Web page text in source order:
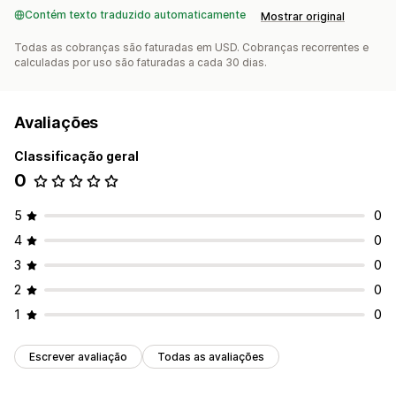
Contém texto traduzido automaticamente Mostrar original
Todas as cobranças são faturadas em USD. Cobranças recorrentes e
calculadas por uso são faturadas a cada 30 dias.
Avaliações
Classificação geral
0
5
0
4
0
3
0
2
0
1
0
Escrever avaliação Todas as avaliações